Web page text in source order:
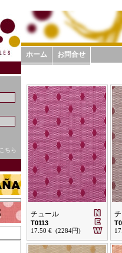
ちら
ホーム お問合せ
チュール
T0113
17.50 € (2284円)